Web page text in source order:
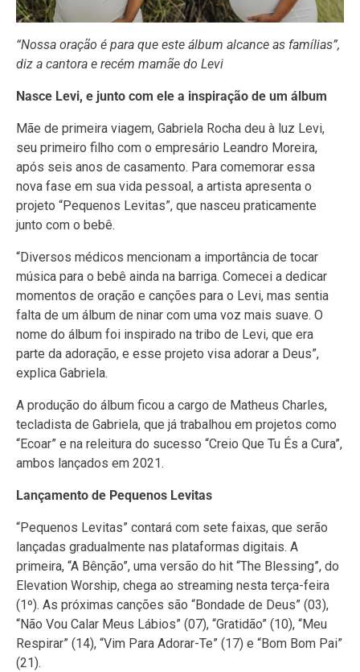
“Nossa oração é para que este álbum alcance as famílias”,
diz a cantora e recém mamãe do Levi
Nasce Levi, e junto com ele a inspiração de um álbum
Mãe de primeira viagem, Gabriela Rocha deu à luz Levi,
seu primeiro filho com o empresário Leandro Moreira,
após seis anos de casamento. Para comemorar essa
nova fase em sua vida pessoal, a artista apresenta o
projeto “Pequenos Levitas”, que nasceu praticamente
junto com o bebê.
“Diversos médicos mencionam a importância de tocar
música para o bebê ainda na barriga. Comecei a dedicar
momentos de oração e canções para o Levi, mas sentia
falta de um álbum de ninar com uma voz mais suave. O
nome do álbum foi inspirado na tribo de Levi, que era
parte da adoração, e esse projeto visa adorar a Deus”,
explica Gabriela.
A produção do álbum ficou a cargo de Matheus Charles,
tecladista de Gabriela, que já trabalhou em projetos como
“Ecoar” e na releitura do sucesso “Creio Que Tu És a Cura”,
ambos lançados em 2021.
Lançamento de Pequenos Levitas
“Pequenos Levitas” contará com sete faixas, que serão
lançadas gradualmente nas plataformas digitais. A
primeira, “A Bênção”, uma versão do hit “The Blessing”, do
Elevation Worship, chega ao streaming nesta terça-feira
(1º). As próximas canções são “Bondade de Deus” (03),
“Não Vou Calar Meus Lábios” (07), “Gratidão” (10), “Meu
Respirar” (14), “Vim Para Adorar-Te” (17) e “Bom Bom Pai”
(21).